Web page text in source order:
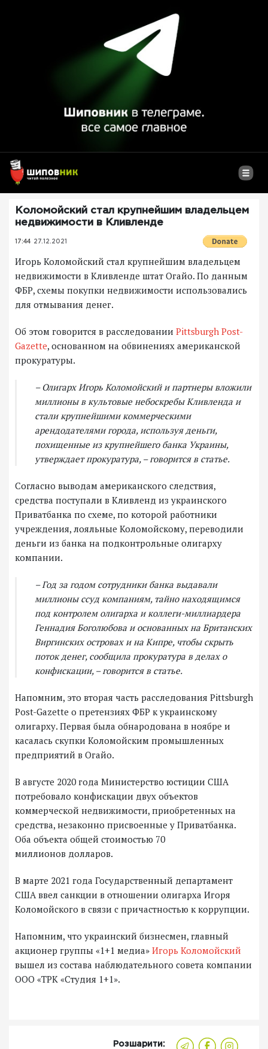
Коломойский стал крупнейшим владельцем
недвижимости в Кливленде
17:44 27.12.2021
Игорь Коломойский стал крупнейшим владельцем
недвижимости в Кливленде штат Огайо. По данным
ФБР, схемы покупки недвижимости использовались
для отмывания денег.
Об этом говорится в расследовании Pittsburgh Post-
Gazette, основанном на обвинениях американской
прокуратуры.
– Олигарх Игорь Коломойский и партнеры вложили
миллионы в культовые небоскребы Кливленда и
стали крупнейшими коммерческими
арендодателями города, используя деньги,
похищенные из крупнейшего банка Украины,
утверждает прокуратура, – говорится в статье.
Согласно выводам американского следствия,
средства поступали в Кливленд из украинского
Приватбанка по схеме, по которой работники
учреждения, лояльные Коломойскому, переводили
деньги из банка на подконтрольные олигарху
компании.
– Год за годом сотрудники банка выдавали
миллионы ссуд компаниям, тайно находящимся
под контролем олигарха и коллеги-миллиардера
Геннадия Боголюбова и основанных на Британских
Виргинских островах и на Кипре, чтобы скрыть
поток денег, сообщила прокуратура в делах о
конфискации, – говорится в статье.
Напомним, это вторая часть расследования Pittsburgh
Post-Gazette о претензиях ФБР к украинскому
олигарху. Первая была обнародована в ноябре и
касалась скупки Коломойским промышленных
предприятий в Огайо.
В августе 2020 года Министерство юстиции США
потребовало конфискации двух объектов
коммерческой недвижимости, приобретенных на
средства, незаконно присвоенные у Приватбанка.
Оба объекта общей стоимостью 70
миллионов долларов.
В марте 2021 года Государственный департамент
США ввел санкции в отношении олигарха Игоря
Коломойского в связи с причастностью к коррупции.
Напомним, что украинский бизнесмен, главный
акционер группы «1+1 медиа» Игорь Коломойский
вышел из состава наблюдательного совета компании
ООО «ТРК «Студия 1+1».
Розшарити: